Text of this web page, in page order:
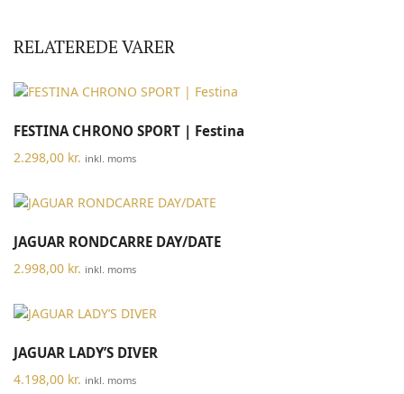
RELATEREDE VARER
FESTINA CHRONO SPORT | Festina
2.298,00 kr. inkl. moms
JAGUAR RONDCARRE DAY/DATE
2.998,00 kr. inkl. moms
JAGUAR LADY’S DIVER
4.198,00 kr. inkl. moms